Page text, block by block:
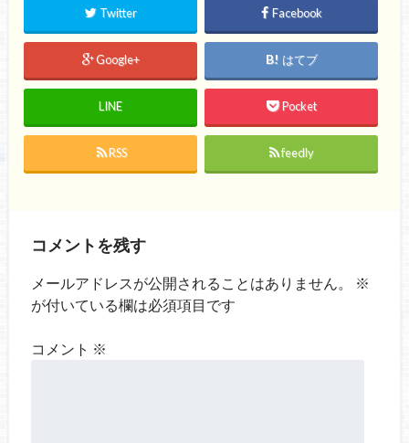
Twitter Facebook
Google+ はてブ
LINE Pocket
RSS feedly
コメントを残す
メールアドレスが公開されることはありません。
※
が付いている欄は必須項目です
コメント ※